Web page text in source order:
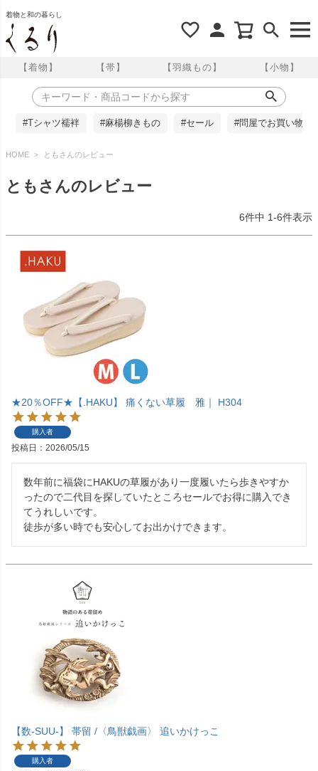
着物と和の暮らし
【着物】 【帯】 【羽織もの】 【小物】
#Tシャツ襦袢 #麻楊柳きもの #セール #問屋でお買い物
HOME ともさんのレビュー
ともさんのレビュー
6件中 1-6件表示
★20％OFF★【.HAKU】 痛くない草履 雅｜ H304
購入者
投稿日 2026/05/15
数年前に福袋にHAKUの草履があり一度履いたら歩きやすか
ったので二代目を探していたところセールでお得に購入でき
てうれしいです。
徒歩が多い時でも安心してお出かけできます。
【数-SUU-】 帯留 /〈鳥獣戯画〉 追いかけっこ
購入者